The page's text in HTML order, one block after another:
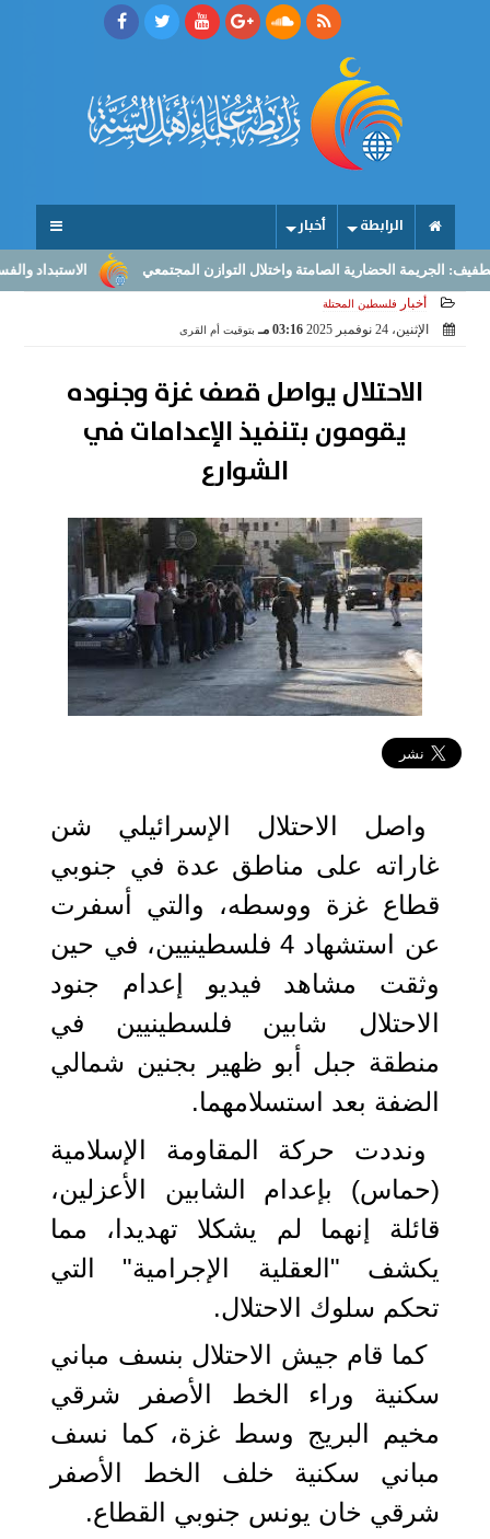
الرابطة أخبار
الاستبداد والفساد الحضارية الصامتة واختلال التوازن المجتمعي
أخبار فلسطين المحتلة
الإثنين، 24 نوفمبر 2025 03:16 مـ بتوقيت أم القرى
الاحتلال يواصل قصف غزة وجنوده
يقومون بتنفيذ الإعدامات في
الشوارع
واصل الاحتلال الإسرائيلي شن
غاراته على مناطق عدة في جنوبي
قطاع غزة ووسطه، والتي أسفرت
عن استشهاد 4 فلسطينيين، في حين
وثقت مشاهد فيديو إعدام جنود
الاحتلال شابين فلسطينيين في
منطقة جبل أبو ظهير بجنين شمالي
الضفة بعد استسلامهما.
ونددت حركة المقاومة الإسلامية
(حماس) بإعدام الشابين الأعزلين،
قائلة إنهما لم يشكلا تهديدا، مما
يكشف "العقلية الإجرامية" التي
تحكم سلوك الاحتلال.
كما قام جيش الاحتلال بنسف مباني
سكنية وراء الخط الأصفر شرقي
مخيم البريج وسط غزة، كما نسف
مباني سكنية خلف الخط الأصفر
شرقي خان يونس جنوبي القطاع.